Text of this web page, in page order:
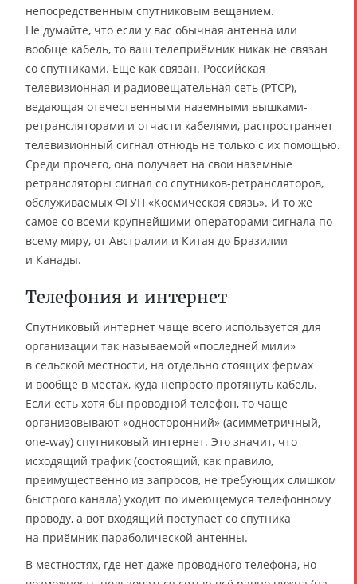
непосредственным спутниковым вещанием.
Не думайте, что если у вас обычная антенна или
вообще кабель, то ваш телеприёмник никак не связан
со спутниками. Ещё как связан. Российская
телевизионная и радиовещательная сеть (РТСР),
ведающая отечественными наземными вышками-
ретрансляторами и отчасти кабелями, распространяет
телевизионный сигнал отнюдь не только с их помощью.
Среди прочего, она получает на свои наземные
ретрансляторы сигнал со спутников-ретрансляторов,
обслуживаемых ФГУП «Космическая связь». И то же
самое со всеми крупнейшими операторами сигнала по
всему миру, от Австралии и Китая до Бразилии
и Канады.
Телефония и интернет
Спутниковый интернет чаще всего используется для
организации так называемой «последней мили»
в сельской местности, на отдельно стоящих фермах
и вообще в местах, куда непросто протянуть кабель.
Если есть хотя бы проводной телефон, то чаще
организовывают «односторонний» (асимметричный,
one-way) спутниковый интернет. Это значит, что
исходящий трафик (состоящий, как правило,
преимущественно из запросов, не требующих слишком
быстрого канала) уходит по имеющемуся телефонному
проводу, а вот входящий поступает со спутника
на приёмник параболической антенны.
В местностях, где нет даже проводного телефона, но